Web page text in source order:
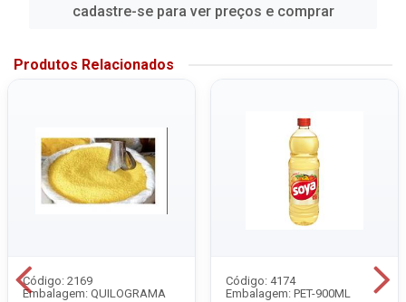
cadastre-se para ver preços e comprar
Produtos Relacionados
Código: 2169
Embalagem: QUILOGRAMA
Código: 4174
Embalagem: PET-900ML